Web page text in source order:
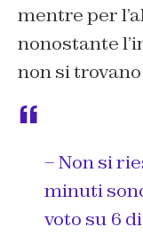
mentre per
nonostante
non si
– Non si
minuti
voto su 6